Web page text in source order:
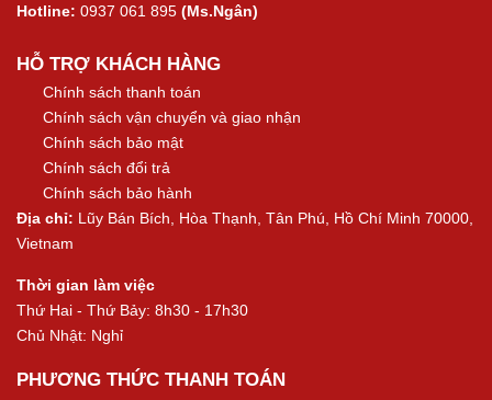
Hotline: 0937 061 895 (Ms.Ngân)
HỖ TRỢ KHÁCH HÀNG
Chính sách thanh toán
Chính sách vận chuyển và giao nhận
Chính sách bảo mật
Chính sách đổi trả
Chính sách bảo hành
Địa chỉ: Lũy Bán Bích, Hòa Thạnh, Tân Phú, Hồ Chí Minh 70000,
Vietnam
Thời gian làm việc
Thứ Hai - Thứ Bảy: 8h30 - 17h30
Chủ Nhật: Nghỉ
PHƯƠNG THỨC THANH TOÁN